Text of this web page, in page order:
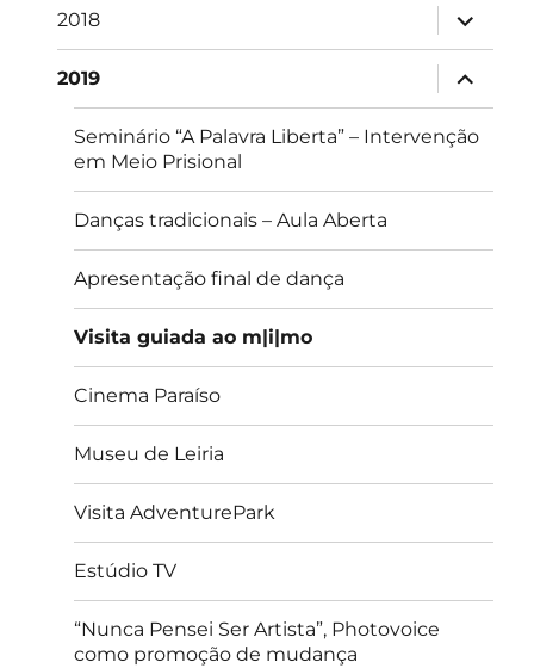
2018
expandir
2019
expandir
Seminário “A Palavra Liberta” – Intervenção
em Meio Prisional
Danças tradicionais – Aula Aberta
Apresentação final de dança
Visita guiada ao m|i|mo
Cinema Paraíso
Museu de Leiria
Visita AdventurePark
Estúdio TV
“Nunca Pensei Ser Artista”, Photovoice
como promoção de mudança